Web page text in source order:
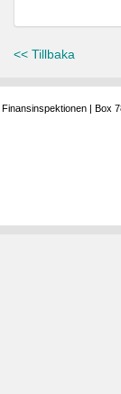
<< Tillbaka
Finansinspektionen | Box